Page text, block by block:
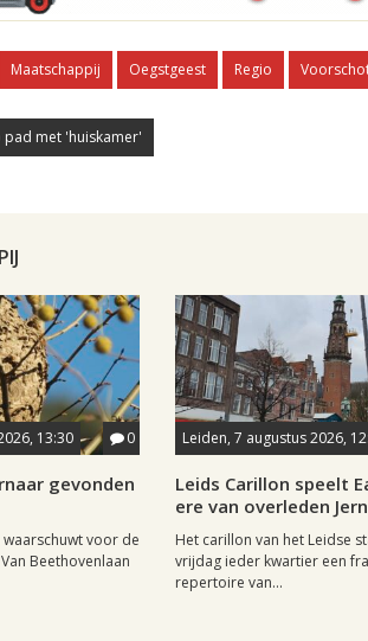
Maatschappij Oegstgeest Regio
pad met 'huiskamer'
13:30 0
gevonden
voor de
Beethovenlaan
Leiden, 7 augustus 2026,
Leids Carillon speelt
ere van overleden
Het carillon van het Leidse
vrijdag ieder kwartier een
repertoire van...